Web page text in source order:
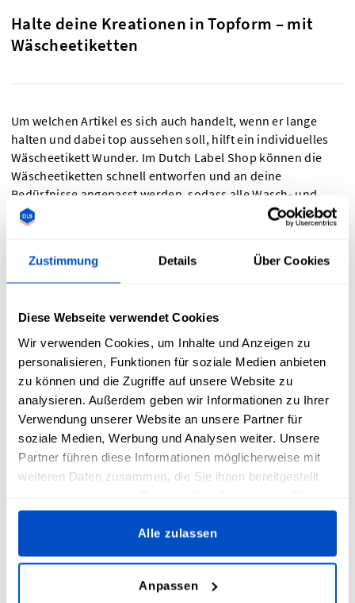
Zustimmung Details Über Cookies
Diese Webseite verwendet Cookies
Wir verwenden Cookies, um Inhalte und Anzeigen zu
personalisieren, Funktionen für soziale Medien anbieten
zu können und die Zugriffe auf unsere Website zu
analysieren. Außerdem geben wir Informationen zu Ihrer
Verwendung unserer Website an unsere Partner für
soziale Medien, Werbung und Analysen weiter. Unsere
Partner führen diese Informationen möglicherweise mit
weiteren Daten zusammen, die Sie ihnen bereitgestellt
gesammelt haben.
Alle zulassen
Anpassen
Halte deine Kreationen in Topform – mit
Wäscheetiketten
Um welchen Artikel es sich auch handelt, wenn er lange
halten und dabei top aussehen soll, hilft ein individuelles
Wäscheetikett Wunder. Im Dutch Label Shop können die
Wäscheetiketten schnell entworfen und an deine
Bedürfnisse angepasst werden, sodass alle Wasch- und
Pflegeanweisungen enthalten sind, die dir wichtig sind.
Unsere hochwertigen Waschetiketten sind das
Unternehmen! Neben
gewebten Etiketten
bietet der Dutch
Label Shop auchWäscheetiketten zum Aufbügeln
Hilfreiche Tools zur Erstellung deiner
Wäscheetiketten
Mit unseren hilfreichen Online-Tools wie dem
Haushaltsgegenstand und allen weiteren Produkten, die
gewaschen werden müssen, mit individuellen
Waschanweisungen ausstatten. Füge Symbole und deinen